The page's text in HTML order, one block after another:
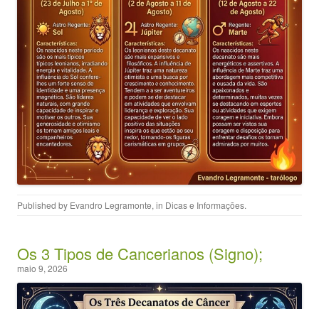
Published by Evandro Legramonte, in Dicas e Informações.
Os 3 Tipos de Cancerianos (Signo);
maio 9, 2026